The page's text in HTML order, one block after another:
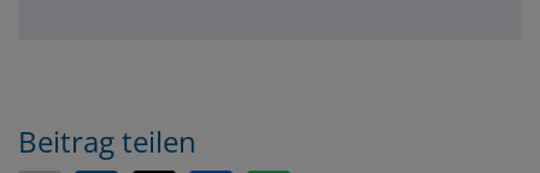
Beitrag teilen